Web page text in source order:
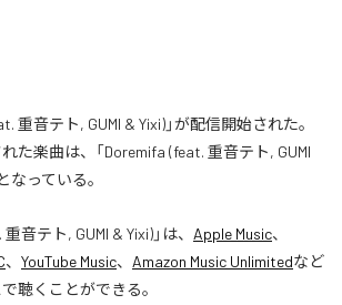
重音テト, GUMI & Yixi)」が配信開始された。
た楽曲は、「Doremifa (feat. 重音テト, GUMI
なっている。
音テト, GUMI & Yixi)」は、 Apple Music、
、 YouTube Music、 Amazon Music Unlimitedなど
聴くことができる。